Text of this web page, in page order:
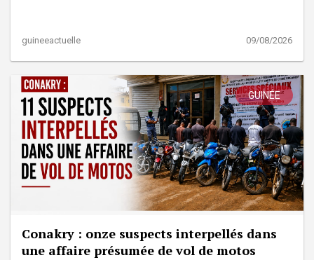
guineeactuelle 09/08/2026
GUINÉE
Conakry : onze suspects interpellés dans
une affaire présumée de vol de motos